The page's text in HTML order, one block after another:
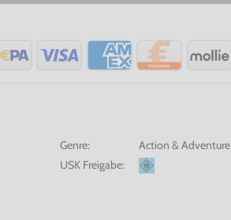
Genre:
Action & Adventure
USK Freigabe: